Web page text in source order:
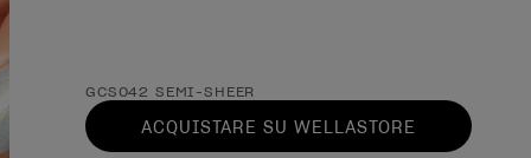
pagina.
Forma del prodotto
GCS042 SEMI-SHEER
ACQUISTARE SU WELLASTORE